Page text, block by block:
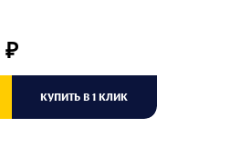
₽
КУПИТЬ В 1 КЛИК